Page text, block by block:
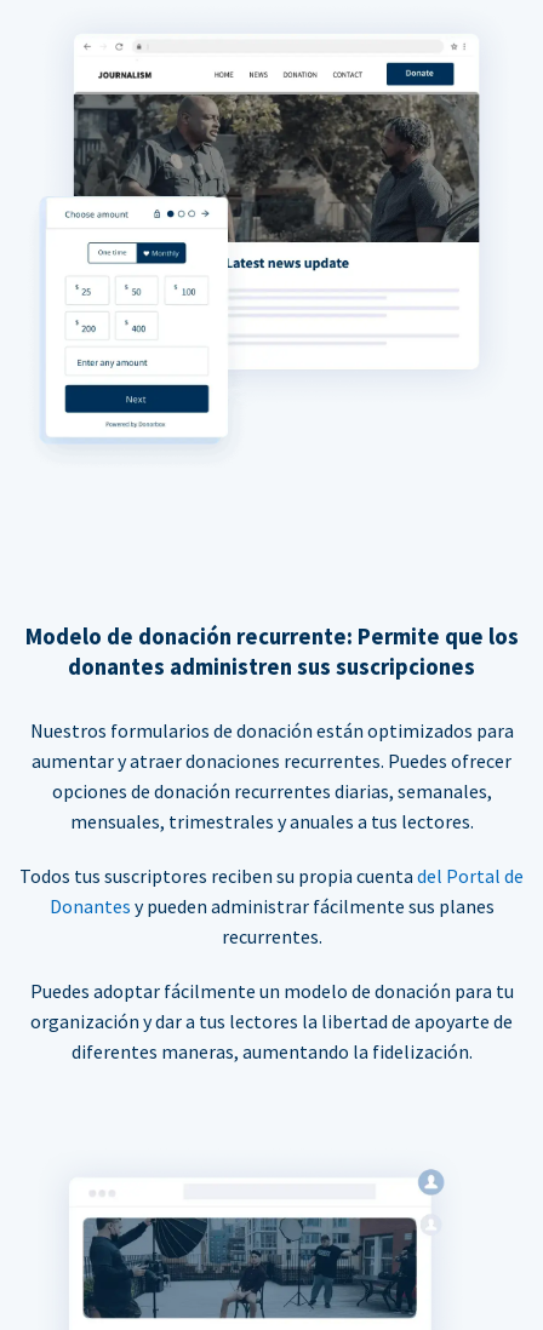
Modelo de donación recurrente: Permite que los
donantes administren sus suscripciones
Nuestros formularios de donación están optimizados para
aumentar y atraer donaciones recurrentes. Puedes ofrecer
opciones de donación recurrentes diarias, semanales,
mensuales, trimestrales y anuales a tus lectores.
Todos tus suscriptores reciben su propia cuenta del Portal de
Donantes y pueden administrar fácilmente sus planes
recurrentes.
Puedes adoptar fácilmente un modelo de donación para tu
organización y dar a tus lectores la libertad de apoyarte de
diferentes maneras, aumentando la fidelización.